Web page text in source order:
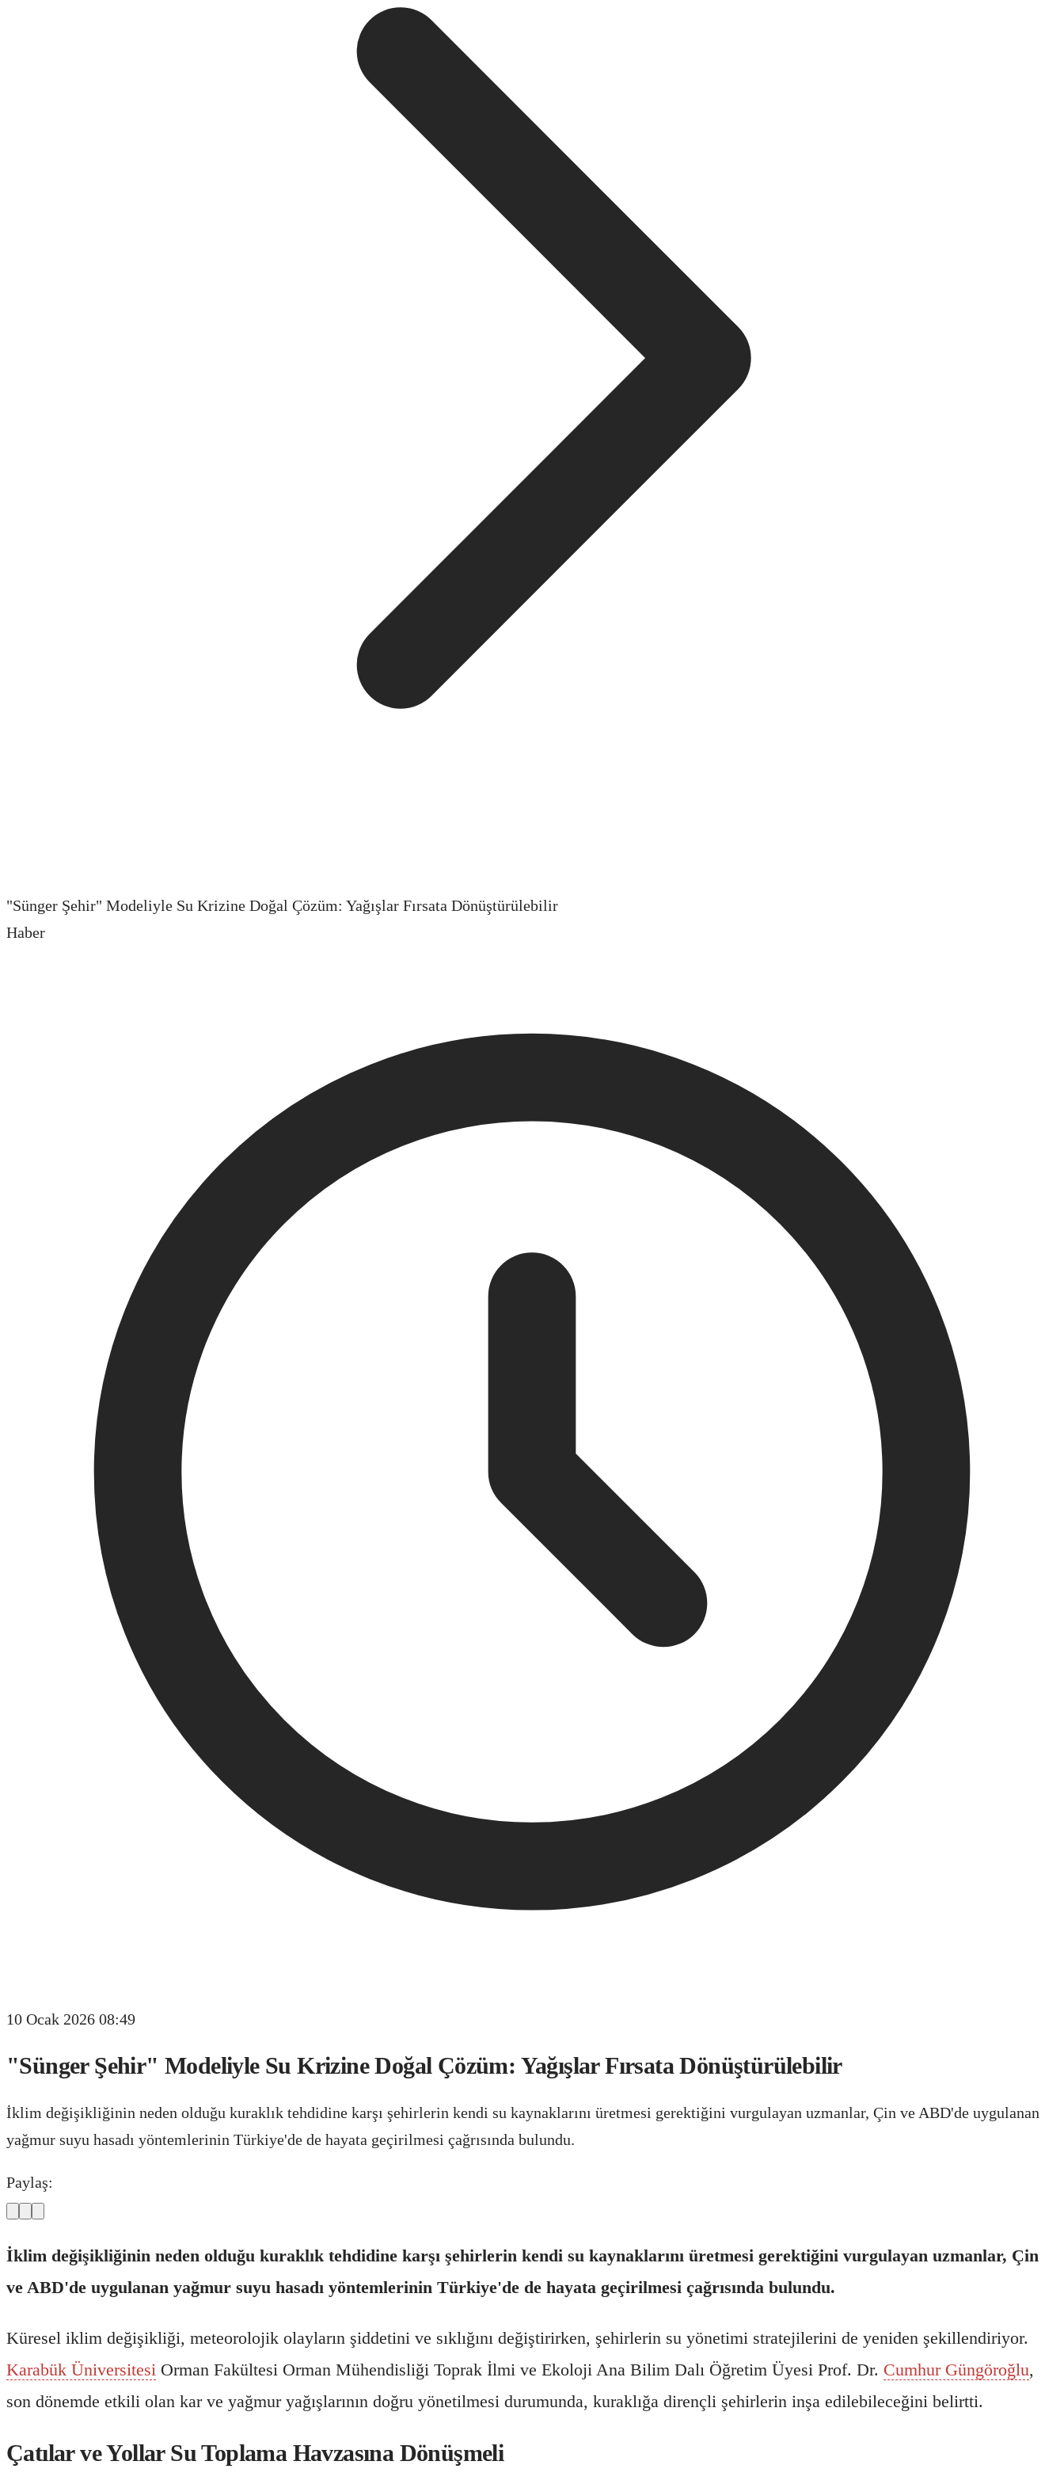
"Sünger Şehir" Modeliyle Su Krizine Doğal Çözüm: Yağışlar Fırsata Dönüştürülebilir
Haber
10 Ocak 2026 08:49
"Sünger Şehir" Modeliyle Su Krizine Doğal Çözüm: Yağışlar Fırsata Dönüştürülebilir
İklim değişikliğinin neden olduğu kuraklık tehdidine karşı şehirlerin kendi su kaynaklarını üretmesi gerektiğini vurgulayan uzmanlar, Çin ve ABD'de uygulanan
yağmur suyu hasadı yöntemlerinin Türkiye'de de hayata geçirilmesi çağrısında bulundu.
Paylaş:
İklim değişikliğinin neden olduğu kuraklık tehdidine karşı şehirlerin kendi su kaynaklarını üretmesi gerektiğini vurgulayan uzmanlar, Çin
ve ABD'de uygulanan yağmur suyu hasadı yöntemlerinin Türkiye'de de hayata geçirilmesi çağrısında bulundu.
Küresel iklim değişikliği, meteorolojik olayların şiddetini ve sıklığını değiştirirken, şehirlerin su yönetimi stratejilerini de yeniden şekillendiriyor.
Karabük Üniversitesi Orman Fakültesi Orman Mühendisliği Toprak İlmi ve Ekoloji Ana Bilim Dalı Öğretim Üyesi Prof. Dr. Cumhur Güngöroğlu,
son dönemde etkili olan kar ve yağmur yağışlarının doğru yönetilmesi durumunda, kuraklığa dirençli şehirlerin inşa edilebileceğini belirtti.
Çatılar ve Yollar Su Toplama Havzasına Dönüşmeli